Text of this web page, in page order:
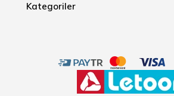
Kategoriler